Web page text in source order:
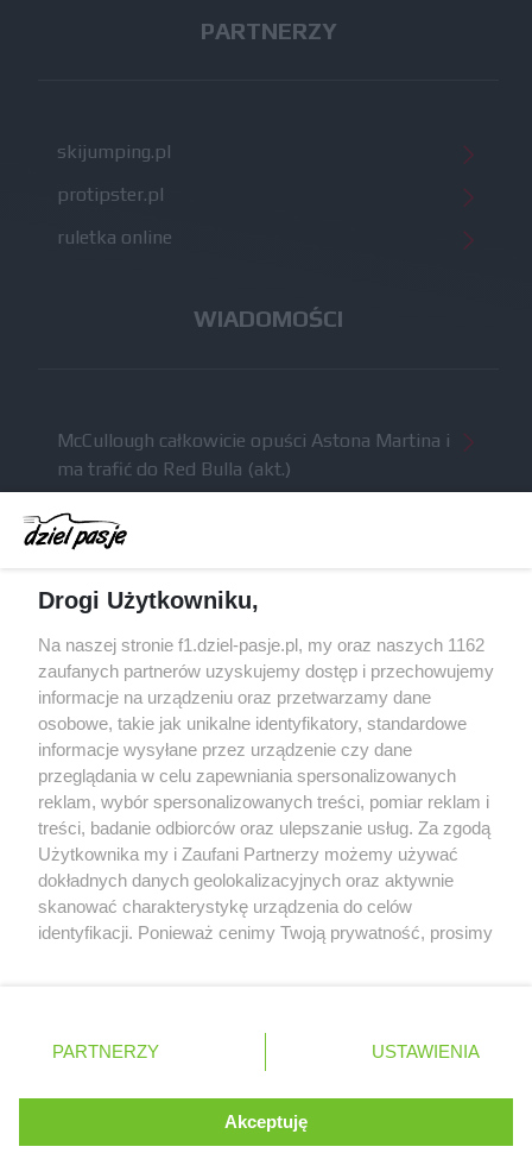
PARTNERZY
skijumping.pl
protipster.pl
ruletka online
WIADOMOŚCI
McCullough całkowicie opuści Astona Martina i
ma trafić do Red Bulla (akt.)
Dochód F1 spadł o 61 procent względem
zeszłego sezonu
algorytmach?
Honda uświadomiła sobie skalę problemów z
silnikiem dopiero w styczniu
Audi planuje wprowadzić jeszcze cztery duże
pakiety poprawek w 2026 roku
Polityka prywatności © 2004 - 2026 GPmedia
Kopiowanie treści bez
zgody autorów zabronione.
powiązana w żaden sposób z grupą przedsiębiorstw Formula
do Formula One Licensing B.V
Serwis internetowy, z którego korzystasz, używa plików
cookies. Są to pliki instalowane w urządzeniach
końcowych osób korzystających z serwisu, w celu
administrowania serwisem, poprawy jakości
Dowiedz się więcej o naszej polityce
ROZUMIEM
Drogi Użytkowniku,
Na naszej stronie f1.dziel-pasje.pl, my oraz naszych 1162
zaufanych partnerów uzyskujemy dostęp i przechowujemy
informacje na urządzeniu oraz przetwarzamy dane
osobowe, takie jak unikalne identyfikatory, standardowe
informacje wysyłane przez urządzenie czy dane
przeglądania w celu zapewniania spersonalizowanych
reklam, wybór spersonalizowanych treści, pomiar reklam i
treści, badanie odbiorców oraz ulepszanie usług. Za zgodą
Użytkownika my i Zaufani Partnerzy możemy używać
dokładnych danych geolokalizacyjnych oraz aktywnie
skanować charakterystykę urządzenia do celów
identyfikacji. Ponieważ cenimy Twoją prywatność, prosimy
prywatności znajdujący się w lewym dolnym rogu strony
. Niektóre rodzaje przetwarzania danych nie wymagają
takiemu przetwarzaniu. Preferencje będą miały
zastosowania tylko na tej witrynie.
PARTNERZY USTAWIENIA
Akceptuję